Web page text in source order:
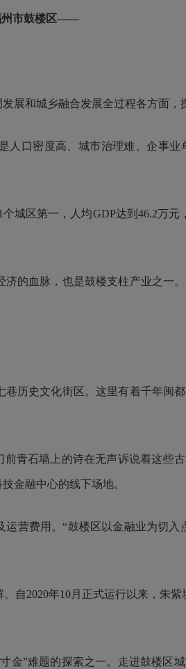
州市鼓楼区——
展和城乡融合发展全过程各方面
口密度高、城市治理难、企事业
区第一，人均GDP达到46.2万元
血脉，也是鼓楼支柱产业之一
历史文化街区。这里有着千年闽
石墙上的诗在无声诉说着这些
金融中心的线下场地。
费用。“鼓楼区以金融业为切入
2020年10月正式运行以来，朱紫
”难题的探索之一。走进鼓楼区